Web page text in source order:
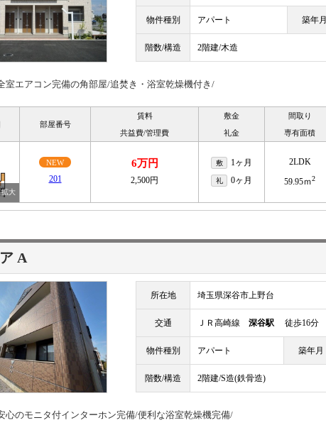
物件種別 アパート 築年月
階数/構造 2階建/木造
室エアコン完備の角部屋/追焚き・浴室乾燥機付き/
部屋番号
賃料
共益費/管理費
敷金
礼金
間取り
専有面積
NEW
201
6万円
2,500円
敷 1ヶ月
礼 0ヶ月
2LDK
59.95ｍ2
A
所在地 埼玉県深谷市上野台
交通 ＪＲ高崎線 深谷駅 徒歩16分
物件種別 アパート 築年月
階数/構造 2階建/S造(鉄骨造)
心のモニタ付インターホン完備/便利な浴室乾燥機完備/